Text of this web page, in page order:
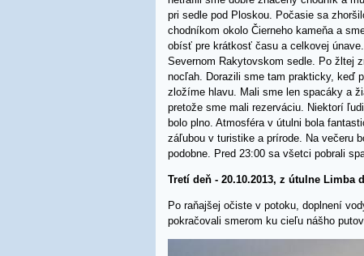
pri sedle pod Ploskou. Počasie sa
chodníkom okolo Čierneho kameňa a
obísť pre krátkosť času a celkovej
Severnom Rakytovskom sedle. Po žltej
nocľah. Dorazili sme tam prakticky, keď
zložíme hlavu. Mali sme len spacáky a
pretože sme mali rezerváciu. Niektorí
bolo plno. Atmosféra v útulni bola
záľubou v turistike a prírode. Na večeru
podobne. Pred 23:00 sa všetci pobrali
Tretí deň - 20.10.2013, z útulne Limba
Po raňajšej očiste v potoku, doplnení
pokračovali smerom ku cieľu nášho